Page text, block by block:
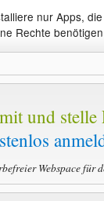
nur Apps, die
Rechte benötigen
und stelle
Webspace für